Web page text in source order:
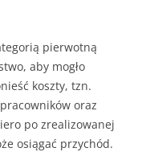
pierwotną
aby mogło
koszty, tzn.
oraz
po zrealizowanej
osiągać przychód.